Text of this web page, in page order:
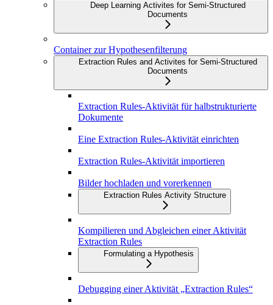
Deep Learning Activites for Semi-Structured
Documents
Container zur Hypothesenfilterung
Extraction Rules and Activites for Semi-Structured
Documents
Extraction Rules-Aktivität für halbstrukturierte
Dokumente
Eine Extraction Rules-Aktivität einrichten
Extraction Rules-Aktivität importieren
Bilder hochladen und vorerkennen
Extraction Rules Activity Structure
Kompilieren und Abgleichen einer Aktivität
Extraction Rules
Formulating a Hypothesis
Debugging einer Aktivität „Extraction Rules“